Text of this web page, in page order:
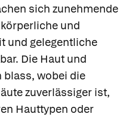
sich zunehmende
und
und gelegentliche
Die Haut und
wobei die
zuverlässiger ist,
Hauttypen oder